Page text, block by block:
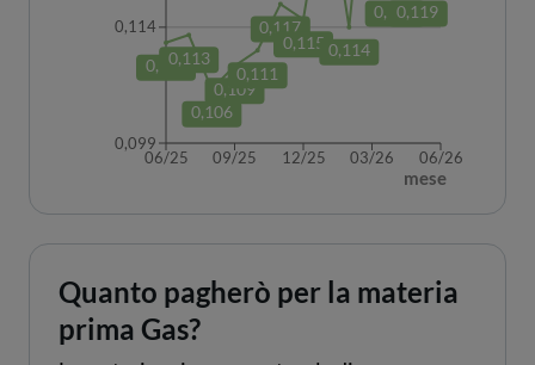
06/25 09/25 12/25 03/26 06/26
mese
0,099
0,114
0,1120,113
0,106
0,109
0,111
0,117
0,115 0,114
0,1190,119
Quanto pagherò per la materia
prima Gas?